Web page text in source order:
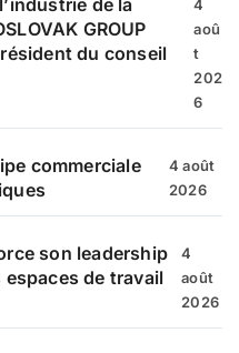
de la
GROUP
du conseil
4
aoû
t
202
6
commerciale
4 août
2026
son leadership
de travail
4
août
2026